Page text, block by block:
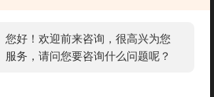
您好！欢迎前来咨询，很高兴为您
服务，请问您要咨询什么问题呢？